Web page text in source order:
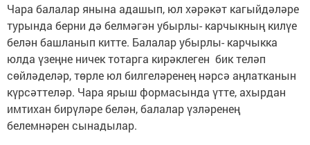
Чара балалар янына адашып, юл хәрәкәт кагыйдәләре
турында берни дә белмәгән убырлы- карчыкның килүе
белән башланып китте. Балалар убырлы- карчыкка
юлда үзеңне ничек тотарга кирәклеген бик теләп
сөйләделәр, төрле юл билгеләренең нәрсә аңлатканын
күрсәттеләр. Чара ярыш формасында үтте, ахырдан
имтихан бирүләре белән, балалар үзләренең
белемнәрен сынадылар.